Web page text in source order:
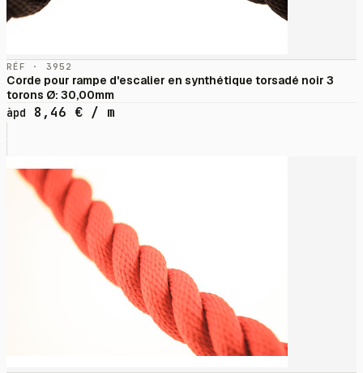
RÉF · 3952
Corde pour rampe d'escalier en synthétique torsadé noir 3
torons Ø: 30,00mm
àpd
8,46 € / m